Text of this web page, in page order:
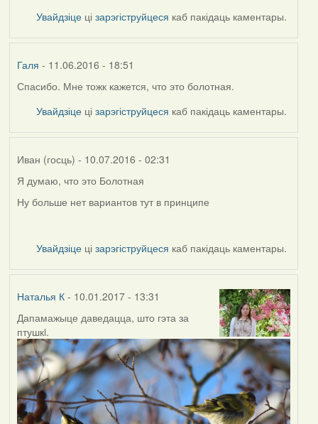
Увайдзіце цізарэгіструйцеся каб пакідаць каментары.
Галя - 11.06.2016 - 18:51
In
reply
by
Спасибо. Мне тожк кажется, что это болотная.
Увайдзіце цізарэгіструйцеся каб пакідаць каментары.
Иван (госць) - 10.07.2016 - 02:31
Я думаю, что это Болотная
Ну больше нет вариантов тут в принципе
Увайдзіце цізарэгіструйцеся каб пакідаць каментары.
Наталья К- 10.01.2017 - 13:31
Дапамажыце даведацца, што гэта за
птушкi.